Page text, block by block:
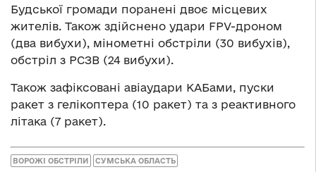
Будської громади поранені двоє місцевих
жителів. Також здійснено удари FPV-дроном
(два вибухи), мінометні обстріли (30 вибухів),
обстріл з РСЗВ (24 вибухи).
Також зафіксовані авіаудари КАБами, пуски
ракет з гелікоптера (10 ракет) та з реактивного
літака (7 ракет).
ВОРОЖІ ОБСТРІЛИ СУМСЬКА ОБЛАСТЬ